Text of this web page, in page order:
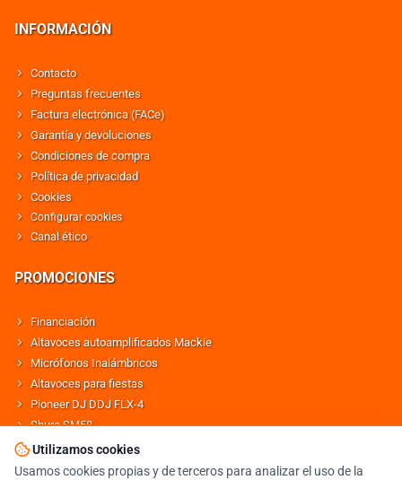
INFORMACIÓN
Contacto
Preguntas frecuentes
Factura electrónica (FACe)
Garantía y devoluciones
Condiciones de compra
Política de privacidad
Cookies
Configurar cookies
Canal ético
PROMOCIONES
Financiación
Altavoces autoamplificados Mackie
Micrófonos Inalámbricos
Altavoces para fiestas
Pioneer DJ DDJ FLX-4
Shure SM58
Altavoces Behringer
Utilizamos cookies
Usamos cookies propias y de terceros para analizar el uso de la